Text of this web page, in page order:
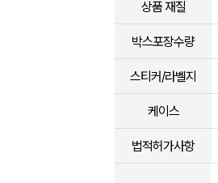
상품 재질
박스포장수량
스티커/라벨지
케이스
법적허가사항